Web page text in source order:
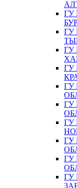
ГУ
ГУ
ГУ
ГУ
ГУ
ГУ
ГУ
ГУ
ГУ
ГУ